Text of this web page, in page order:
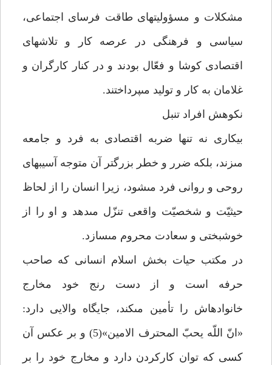
مشكلات و مسؤوليت‏هاى طاقت فرساى اجتماعى،
سياسى و فرهنگى در عرصه كار و تلاش‏هاى
اقتصادى كوشا و فعّال بودند و در كنار كارگران و
غلامان به كار و توليد مى‏پرداختند.
نكوهش افراد تنبل‏
بيكارى نه تنها ضربه اقتصادى به فرد و جامعه
مى‏زند، بلكه ضرر و خطر بزرگ‏تر آن متوجه آسيب‏هاى
روحى و روانى فرد مى‏شود، زيرا انسان را از لحاظ
حيثيّت و شخصيّت واقعى تنزّل مى‏دهد و او را از
خوشبختى و سعادت محروم مى‏سازد.
در مكتب حيات بخش اسلام انسانى كه صاحب
حرفه است و از دست رنج خود مخارج
خانواده‏اش را تأمين مى‏كند، جايگاه والايى دارد:
«انّ اللّه يحبّ المحترف الامين»(5) و بر عكس آن
كسى كه توان كاركردن دارد و مخارج خود را بر